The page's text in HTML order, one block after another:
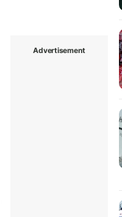
Advertisement